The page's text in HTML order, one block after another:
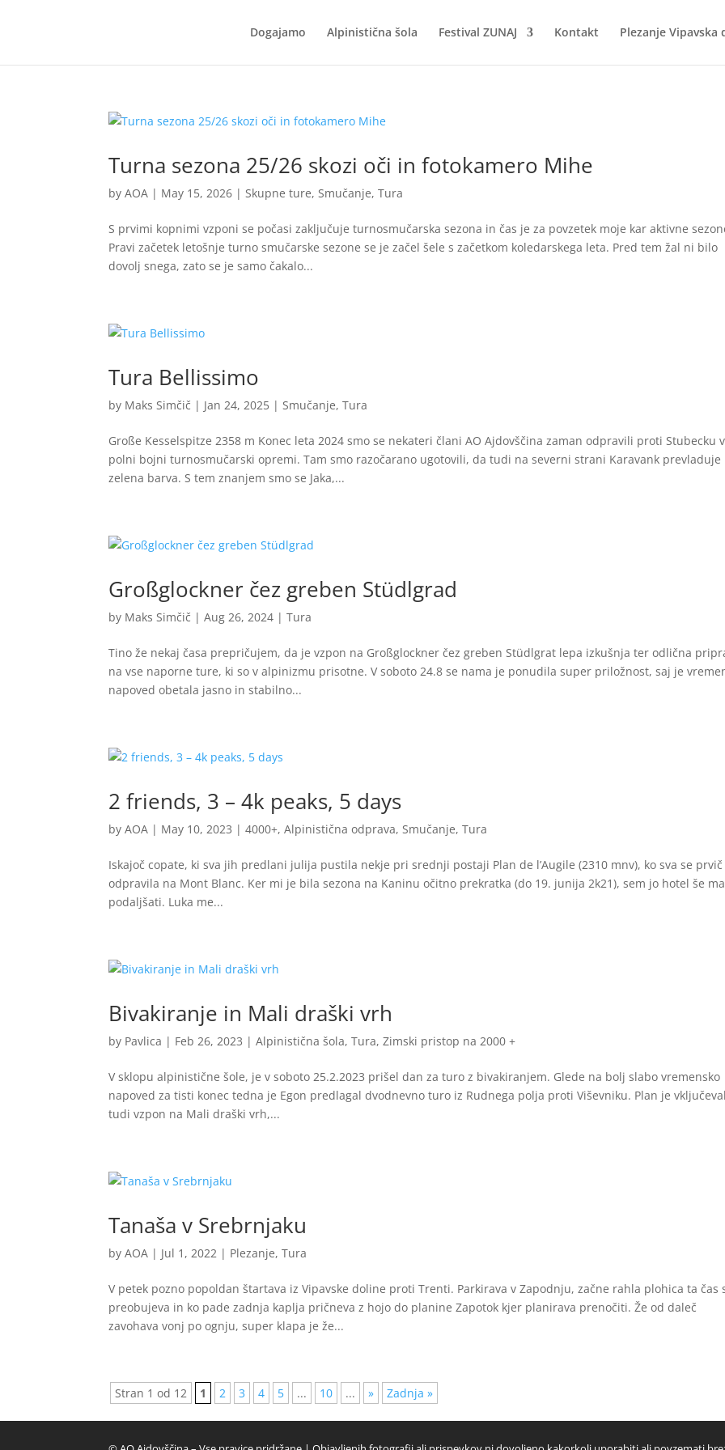
Dogajamo Alpinistična šola Festival ZUNAJ Kontakt Plezanje Vipavska
Turna sezona 25/26 skozi oči in fotokamero Mihe
byAOA | May 15, 2026 |Skupne ture,Smučanje,Tura
S prvimi kopnimi vzponi se počasi zaključuje turnosmučarska sezona in čas je za povzetek moje kar aktivne
Pravi začetek letošnje turno smučarske sezone se je začel šele s začetkom koledarskega leta. Pred tem žal ni bilo
dovolj snega, zato se je samo čakalo...
Tura Bellissimo
by Maks Simčič | Jan 24, 2025 |Smučanje,Tura
Große Kesselspitze 2358 m Konec leta 2024 smo se nekateri člani AO Ajdovščina zaman odpravili proti Stubecku v
polni bojni turnosmučarski opremi. Tam smo razočarano ugotovili, da tudi na severni strani Karavank prevladuje
zelena barva. S tem znanjem smo se Jaka,...
Großglockner čez greben Stüdlgrad
by Maks Simčič |Aug 26, 2024 |Tura
Tino že nekaj časa prepričujem, da je vzpon na Großglockner čez greben Stüdlgrat lepa izkušnja ter odlična
na vse naporne ture, ki so v alpinizmu prisotne. V soboto 24.8 se nama je ponudila super priložnost, saj je
napoved obetala jasno in stabilno...
2 friends, 3 – 4k peaks, 5 days
byAOA | May 10, 2023 |4000+,Alpinistična odprava,Smučanje,Tura
Iskajoč copate, ki sva jih predlani julija pustila nekje pri srednji postaji Plan de l’Augile (2310 mnv), ko sva se prvič
odpravila na Mont Blanc. Ker mi je bila sezona na Kaninu očitno prekratka (do 19. junija 2k21), sem jo hotel še
podaljšati. Luka me...
Bivakiranje in Mali draški vrh
by Pavlica | Feb 26, 2023 |Alpinistična šola,Tura,Zimski pristop na 2000 +
V sklopu alpinistične šole, je v soboto 25.2.2023 prišel dan za turo z bivakiranjem. Glede na bolj slabo vremensko
napoved za tisti konec tedna je Egon predlagal dvodnevno turo iz Rudnega polja proti Viševniku. Plan je
tudi vzpon na Mali draški vrh,...
Tanaša v Srebrnjaku
byAOA | Jul 1, 2022 | Plezanje,Tura
V petek pozno popoldan štartava iz Vipavske doline proti Trenti. Parkirava v Zapodnju, začne rahla plohica ta čas
preobujeva in ko pade zadnja kaplja pričneva z hojo do planine Zapotok kjer planirava prenočiti. Že od daleč
zavohava vonj po ognju, super klapa je že...
Stran 1 od 12 1 2 3 4 5 ... 10 ... » Zadnja »